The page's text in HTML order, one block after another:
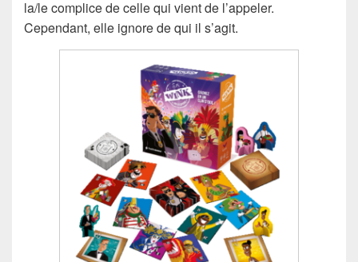
la/le complice de celle qui vient de l’appeler.
Cependant, elle ignore de qui il s’agit.